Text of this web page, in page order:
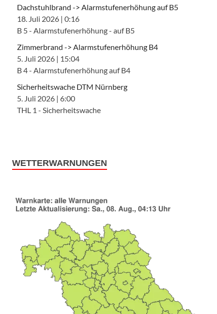
Dachstuhlbrand -> Alarmstufenerhöhung auf B5
18. Juli 2026 | 0:16
B 5 - Alarmstufenerhöhung - auf B5
Zimmerbrand -> Alarmstufenerhöhung B4
5. Juli 2026 | 15:04
B 4 - Alarmstufenerhöhung auf B4
Sicherheitswache DTM Nürnberg
5. Juli 2026 | 6:00
THL 1 - Sicherheitswache
WETTERWARNUNGEN